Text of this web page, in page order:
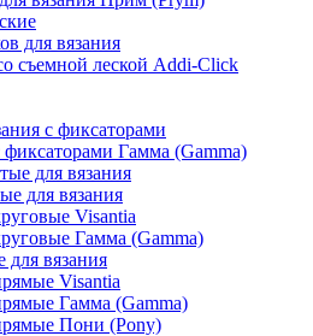
для вязания
съемной леской Addi-Click
с фиксаторами
Гамма (Gamma)
для вязания
для вязания
Visantia
Гамма (Gamma)
вязания
Visantia
Гамма (Gamma)
Пони (Pony)